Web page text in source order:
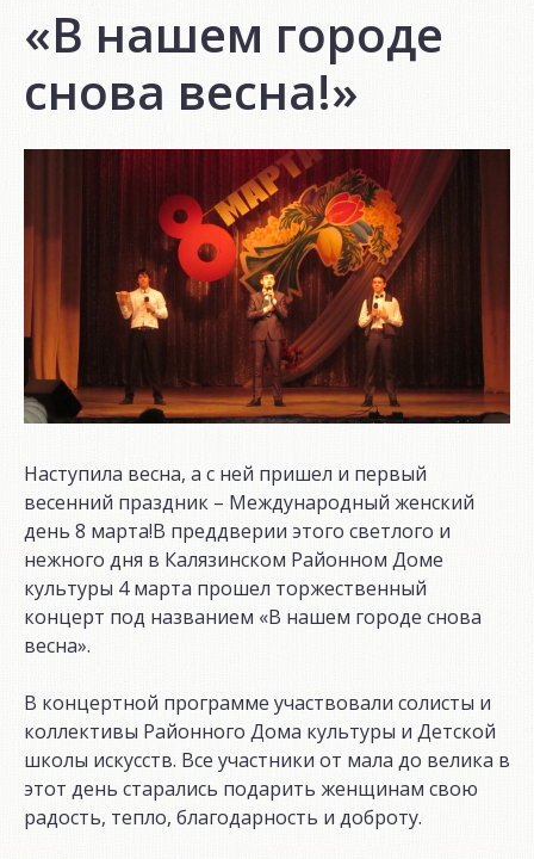
«В нашем городе
снова весна!»
Наступила весна, а с ней пришел и первый
весенний праздник – Международный женский
день 8 марта!В преддверии этого светлого и
нежного дня в Калязинском Районном Доме
культуры 4 марта прошел торжественный
концерт под названием «В нашем городе снова
весна».
В концертной программе участвовали солисты и
коллективы Районного Дома культуры и Детской
школы искусств. Все участники от мала до велика в
этот день старались подарить женщинам свою
радость, тепло, благодарность и доброту.